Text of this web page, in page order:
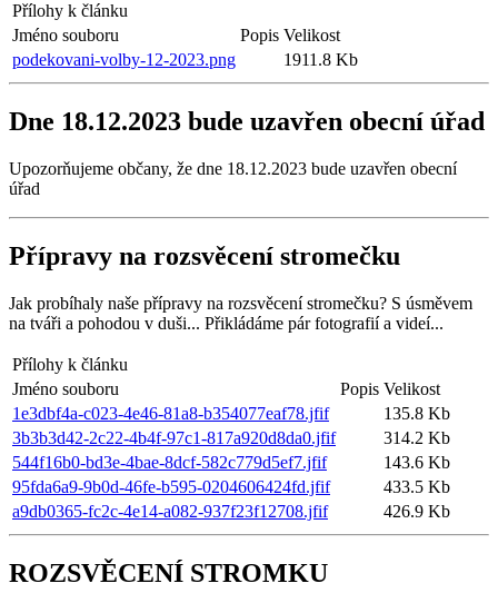
Přílohy k článku
Jméno souboru
Popis Velikost
podekovani-volby-12-2023.png
1911.8 Kb
Dne 18.12.2023 bude uzavřen obecní úřad
Upozorňujeme občany, že dne 18.12.2023 bude uzavřen obecní
úřad
Přípravy na rozsvěcení stromečku
Jak probíhaly naše přípravy na rozsvěcení stromečku? S úsměvem
na tváři a pohodou v duši... Přikládáme pár fotografií a videí...
Přílohy k článku
Jméno souboru
Popis Velikost
1e3dbf4a-c023-4e46-81a8-b354077eaf78.jfif
135.8 Kb
3b3b3d42-2c22-4b4f-97c1-817a920d8da0.jfif
314.2 Kb
544f16b0-bd3e-4bae-8dcf-582c779d5ef7.jfif
143.6 Kb
95fda6a9-9b0d-46fe-b595-0204606424fd.jfif
433.5 Kb
a9db0365-fc2c-4e14-a082-937f23f12708.jfif
426.9 Kb
ROZSVĚCENÍ STROMKU